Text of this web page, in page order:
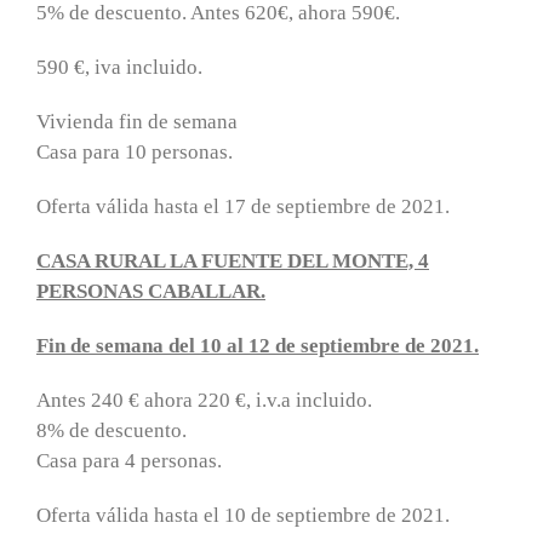
5% de descuento. Antes 620€, ahora 590€.
590 €, iva incluido.
Vivienda fin de semana
Casa para 10 personas.
Oferta válida hasta el 17 de septiembre de 2021.
CASA RURAL LA FUENTE DEL MONTE, 4
PERSONAS CABALLAR.
Fin de semana del 10 al 12 de septiembre de 2021.
Antes 240 € ahora 220 €, i.v.a incluido.
8% de descuento.
Casa para 4 personas.
Oferta válida hasta el 10 de septiembre de 2021.